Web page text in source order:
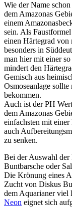
Wie der Name
dem Amazonas
einem
sein. Als
einen Härtegrad
besonders in
man hier mit einer
mindert den
Gemisch aus
Osmoseanlage
bekommen.
Auch ist der PH
dem Amazonas
einfachsten mit
auch
zu senken.
Bei der Auswahl
Buntbarsche oder
Die Krönung eines
Zucht von Diskus
dem Aquarianer viel
Neon eignet sich